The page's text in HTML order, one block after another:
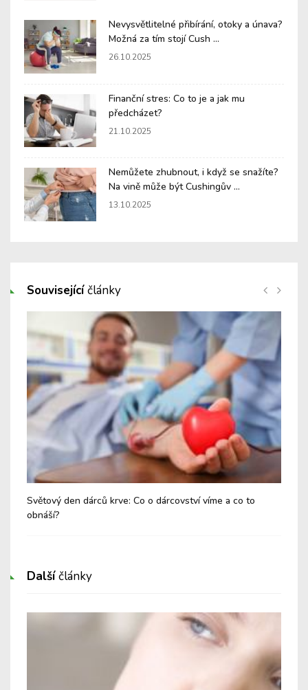
Nevysvětlitelné přibírání, otoky a únava?
Možná za tím stojí Cush ...
26.10.2025
Finanční stres: Co to je a jak mu
předcházet?
21.10.2025
Nemůžete zhubnout, i když se snažíte?
Na vině může být Cushingův ...
13.10.2025
Souvisejícíčlánky
Světový den dárců krve: Co o dárcovství víme a co to
obnáší?
Dalšíčlánky